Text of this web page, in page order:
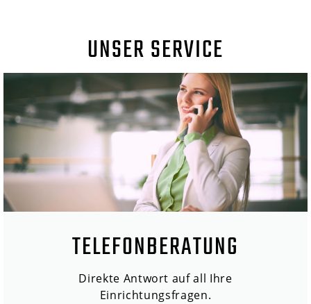
UNSER SERVICE
TELEFONBERATUNG
Direkte Antwort auf all Ihre
Einrichtungsfragen.